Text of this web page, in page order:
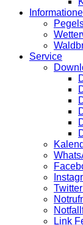
Service
Link